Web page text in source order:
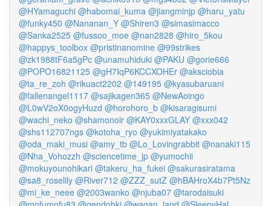
@HYamaguchi @habomai_kuma @jiangminjp @haru_yatu
@funky450 @Nananan_Y @Shiren3 @simasimacco
@Sanka2525 @fussoo_moe @nan2828 @hiro_5kou
@happys_toolbox @pristinanomine @99strikes
@zk1988tF6a5gPc @unamuhiduki @PAKU @gorie666
@POPO16821125 @gH7IqP6KCCXOHEr @aksciobia
@ta_re_zoh @rikuact2202 @149195 @kyasubaruani
@fallenangel1117 @sajikagen365 @NewAoingo
@L0wV2oX0ogyHuzd @horohoro_b @kisaragisumi
@wachi_neko @shamonoir @KAY0xxxGLAY @xxx042
@shs112707ngs @kotoha_ryo @yukimiyatakako
@oda_maki_musi @amy_tb @Lo_Lovingrabbit @nanaki115
@Nha_Vohozzh @sciencetime_jp @yumochii
@mokuyounohikari @takeru_ha_fukei @sakurasiratama
@sa8_roselily @River712 @ZZZ_sutZ @hBAHroX4b7Pt5Nz
@mi_ke_neee @2003wanko @njuba07 @tarodaisuki